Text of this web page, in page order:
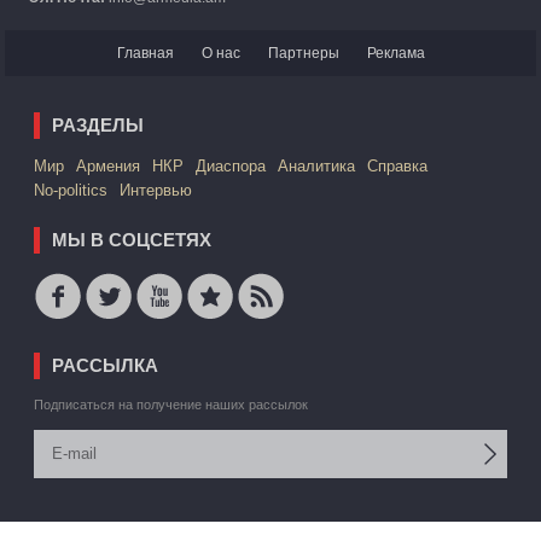
Главная О нас Партнеры Реклама
РАЗДЕЛЫ
Mир Армения НКР Диаспора Аналитика
Справка
No-politics
Интервью
МЫ В СОЦСЕТЯХ
РАССЫЛКА
Подписаться на получение наших рассылок